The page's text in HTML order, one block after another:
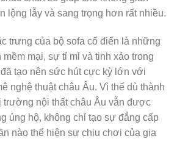
lộng lẫy và sang trọng hơn rất nhiều.
trưng của bộ sofa cổ điển là những
mại, sự tỉ mỉ và tinh xảo trong
tạo nên sức hút cực kỳ lớn với
nghệ thuật châu Âu. Vì thế dù thành
trường nội thất châu Âu vẫn được
ủng hộ, không chỉ tạo sự đẳng cấp
nào thể hiện sự chịu chơi của gia